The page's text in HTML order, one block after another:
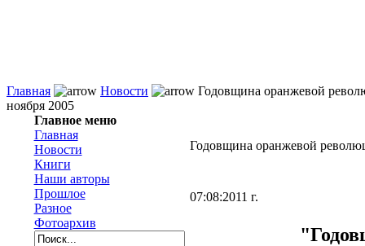
Главная Новости
Годовщина оранжевой
ноября 2005
Главное меню
Главная
Новости
Книги
Наши авторы
Прошлое
Разное
Фотоархив
Годовщина оранжевой
07:08:2011 г.